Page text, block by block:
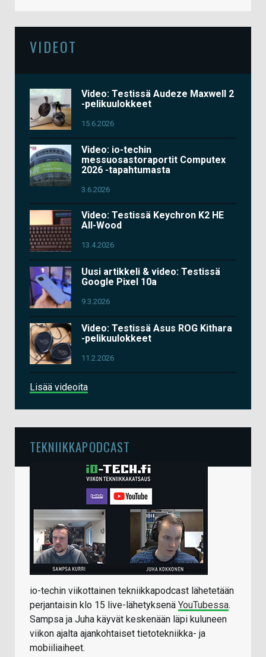
VIDEOT
Video: Testissä Audeze Maxwell 2
-pelikuulokkeet
15.6.2026
Video: io-techin
messuosastoraportit Computex
2026 -tapahtumasta
3.6.2026
Video: Testissä Keychron K2 HE
All-Wood
13.4.2026
Uusi artikkeli & video: Testissä
Google Pixel 10a
9.3.2026
Video: Testissä Asus ROG Kithara
-pelikuulokkeet
11.2.2026
Lisää videoita
TEKNIIKKAPODCAST
io-techin viikottainen tekniikkapodcast lähetetään
perjantaisin klo 15 live-lähetyksenä YouTubessa.
Sampsa ja Juha käyvät keskenään läpi kuluneen
viikon ajalta ajankohtaiset tietotekniikka- ja
mobiiliaiheet.